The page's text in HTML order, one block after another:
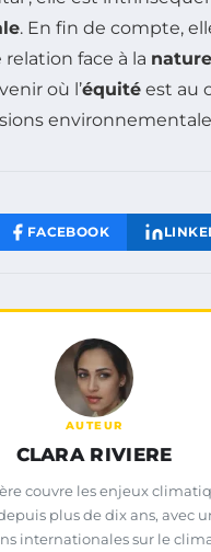
. En fin de compte,
face à la nature
où l’équité est au
FACEBOOK
AUTEUR
CLARA RIVIERE
couvre les enjeux
plus de dix ans, avec
internationales sur le